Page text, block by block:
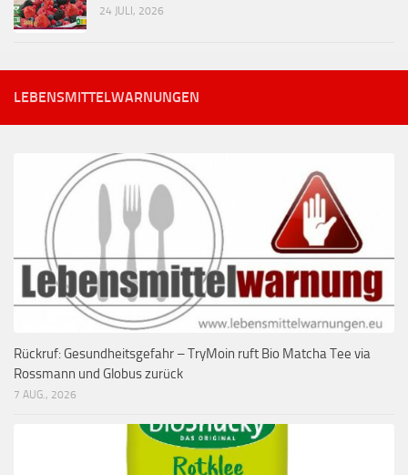
24 JULI, 2026
LEBENSMITTELWARNUNGEN
Rückruf: Gesundheitsgefahr – TryMoin ruft Bio Matcha Tee via
Rossmann und Globus zurück
7 AUG., 2026